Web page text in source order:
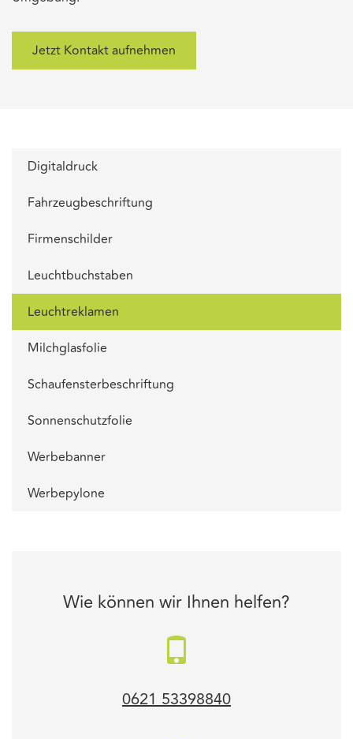
Jetzt Kontakt aufnehmen
Digitaldruck
Fahrzeugbeschriftung
Firmenschilder
Leuchtbuchstaben
Leuchtreklamen
Milchglasfolie
Schaufensterbeschriftung
Sonnenschutzfolie
Werbebanner
Werbepylone
Wie können wir Ihnen helfen?
0621 53398840